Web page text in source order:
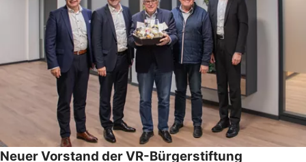
Neuer Vorstand der VR-Bürgerstiftung